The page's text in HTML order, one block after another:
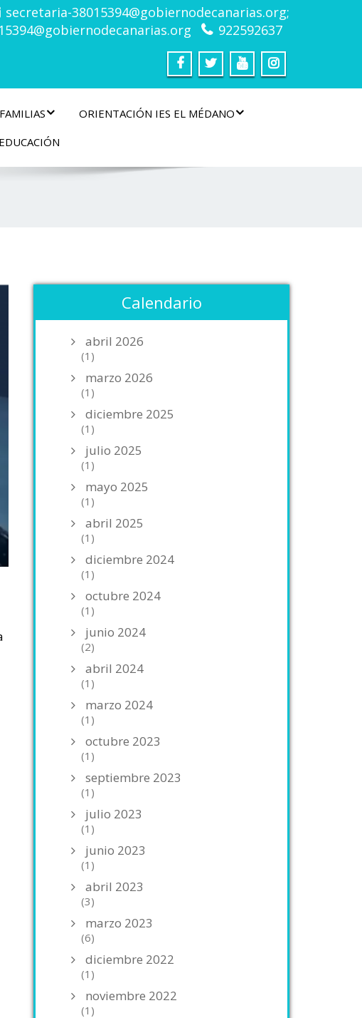
secretaria-38015394@gobiernodecanarias.org;
922592637
FAMILIAS
ORIENTACIÓN IES EL MÉDANO
Calendario
abril 2026
(1)
marzo 2026
(1)
diciembre 2025
(1)
julio 2025
(1)
mayo 2025
(1)
abril 2025
(1)
diciembre 2024
(1)
octubre 2024
(1)
junio 2024
(2)
abril 2024
(1)
marzo 2024
(1)
octubre 2023
(1)
septiembre 2023
(1)
julio 2023
(1)
junio 2023
(1)
abril 2023
(3)
marzo 2023
(6)
diciembre 2022
(1)
noviembre 2022
(1)